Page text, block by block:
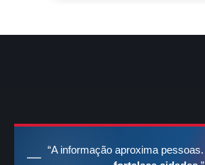
“A informação aproxima pessoas.